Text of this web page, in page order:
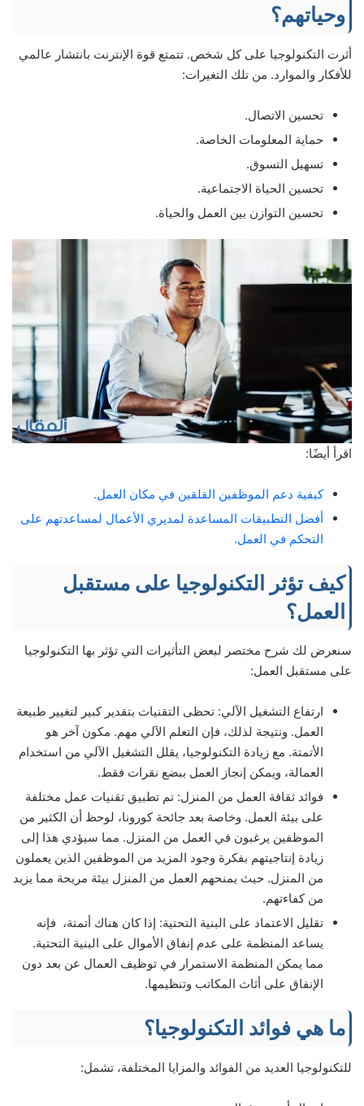
وحياتهم؟
أثرت التكنولوجيا على كل شخص. تتمتع قوة الإنترنت بانتشار عالمي
للأفكار والموارد. من تلك التغيرات:
تحسين الاتصال.
حماية المعلومات الخاصة.
تسهيل التسوق.
تحسين الحياة الاجتماعية.
تحسين التوازن بين العمل والحياة.
اقرأ أيضًا:
كيفية دعم الموظفين القلقين في مكان العمل.
أفضل التطبيقات المساعدة لمديري الأعمال لمساعدتهم على
التحكم في العمل.
كيف تؤثر التكنولوجيا على مستقبل
العمل؟
سنعرض لك شرح مختصر لبعض التأثيرات التي تؤثر بها التكنولوجيا
على مستقبل العمل:
ارتفاع التشغيل الآلي: تحظى التقنيات بتقدير كبير لتغيير طبيعة
العمل. ونتيجة لذلك، فإن التعلم الآلي مهم. مكون آخر هو
الأتمتة. مع زيادة التكنولوجيا، يقلل التشغيل الآلي من استخدام
العمالة، ويمكن إنجاز العمل ببضع نقرات فقط.
فوائد ثقافة العمل من المنزل: تم تطبيق تقنيات عمل مختلفة
على بيئة العمل. وخاصة بعد جائحة كورونا، لوحظ أن الكثير من
الموظفين يرغبون في العمل من المنزل. مما سيؤدي هذا إلى
زيادة إنتاجيتهم بفكرة وجود المزيد من الموظفين الذين يعملون
من المنزل. حيث يمنحهم العمل من المنزل بيئة مريحة مما يزيد
من كفاءتهم.
تقليل الاعتماد على البنية التحتية: إذا كان هناك أتمتة، فإنه
يساعد المنظمة على عدم إنفاق الأموال على البنية التحتية.
مما يمكن المنظمة الاستمرار في توظيف العمال عن بعد دون
الإنفاق على أثاث المكاتب وتنظيمها.
ما هي فوائد التكنولوجيا؟
للتكنولوجيا العديد من الفوائد والمزايا المختلفة، تشمل: